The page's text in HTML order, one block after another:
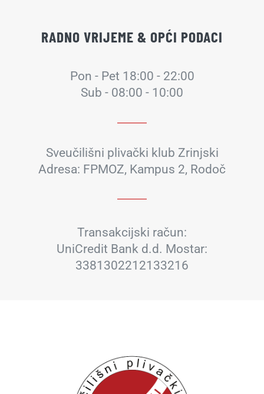
RADNO VRIJEME & OPĆI PODACI
Pon - Pet 18:00 - 22:00
Sub - 08:00 - 10:00
Sveučilišni plivački klub Zrinjski
Adresa: FPMOZ, Kampus 2, Rodoč
Transakcijski račun:
UniCredit Bank d.d. Mostar:
3381302212133216